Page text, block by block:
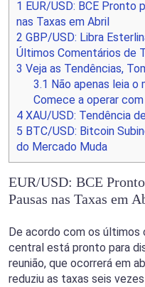
1 EUR/USD: BCE Pronto
nas Taxas em Abril
2 GBP/USD: Libra
Últimos Comentários de
3 Veja as Tendências,
3.1 Não apenas leia
Comece a operar com
4 XAU/USD: Tendência
5 BTC/USD: Bitcoin
do Mercado Muda
EUR/USD: BCE
Pausas nas Taxas em
De acordo com os últimos
central está pronto para
reunião, que ocorrerá em
reduziu as taxas seis